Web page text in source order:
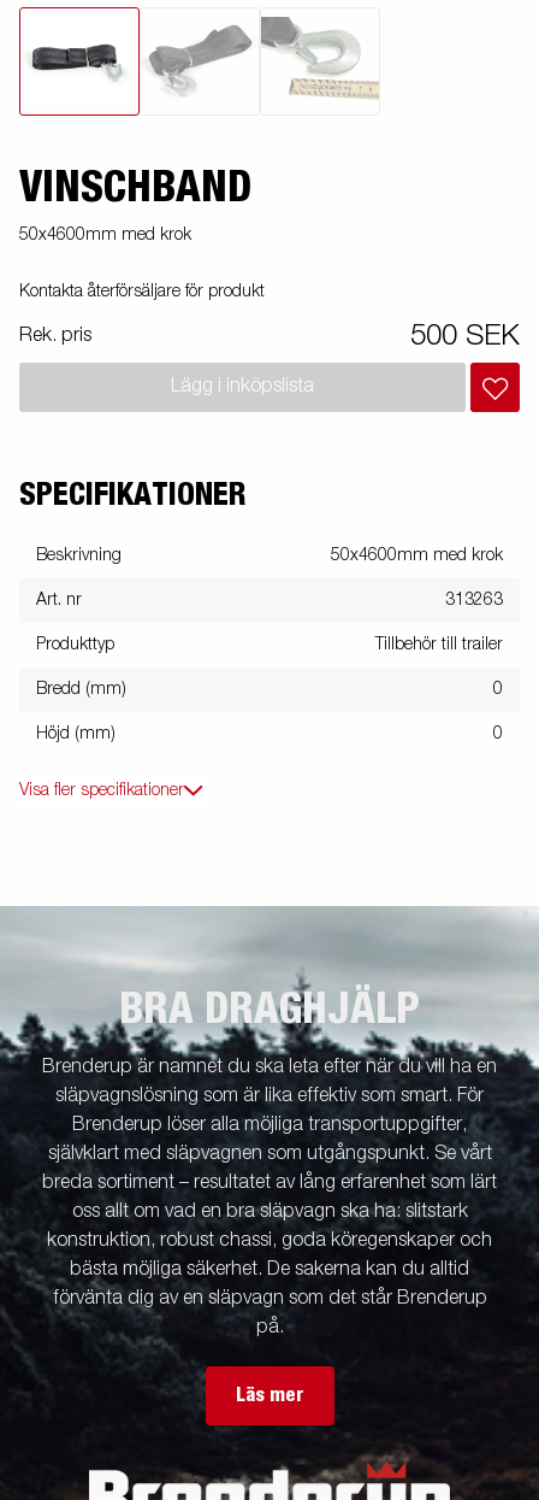
VINSCHBAND
50x4600mm med krok
Kontakta återförsäljare för produkt
Rek. pris 500 SEK
Lägg i inköpslista
SPECIFIKATIONER
Beskrivning 50x4600mm med krok
Art. nr 313263
Produkttyp Tillbehör till trailer
Bredd (mm) 0
Höjd (mm) 0
Visa fler specifikationer
BRA DRAGHJÄLP
Brenderup är namnet du ska leta efter när du vill ha en
släpvagnslösning som är lika effektiv som smart. För
Brenderup löser alla möjliga transportuppgifter,
självklart med släpvagnen som utgångspunkt. Se vårt
breda sortiment – resultatet av lång erfarenhet som lärt
oss allt om vad en bra släpvagn ska ha: slitstark
konstruktion, robust chassi, goda köregenskaper och
bästa möjliga säkerhet. De sakerna kan du alltid
förvänta dig av en släpvagn som det står Brenderup
på.
Läs mer